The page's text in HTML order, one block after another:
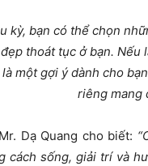
kỳ, bạn có thể chọn
thoát tục ở bạn.
một gợi ý dành cho
riêng mang
Dạ Quang cho biết:
cách sống, giải trí và